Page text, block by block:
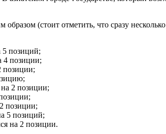
(стоит отметить, что сразу
позиций;
4 позиции;
2 позиции;
позиции;
5 позиций;
на 2 позиции.